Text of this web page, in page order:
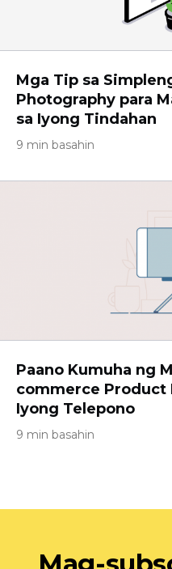
Mga Tip sa
Photography para
sa Iyong Tindahan
9 min basahin
Paano Kumuha ng
commerce Product
Iyong Telepono
9 min basahin